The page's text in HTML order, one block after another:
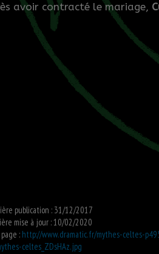
avoir contracté le mariage,
publication : 31/12/2017
mise à jour :10/02/2020
: http://www.dramatic.fr/mythes-celtes-
celtes_ZDsHAz.jpg